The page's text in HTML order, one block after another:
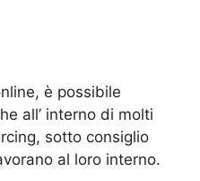
è possibile
all’ interno di molti
sotto consiglio
al loro interno.